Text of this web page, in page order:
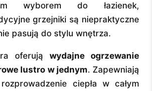
wyborem do łazienek,
grzejniki są niepraktyczne
pasują do stylu wnętrza.
oferują wydajne ogrzewanie
lustro w jednym. Zapewniają
ciepła w całym